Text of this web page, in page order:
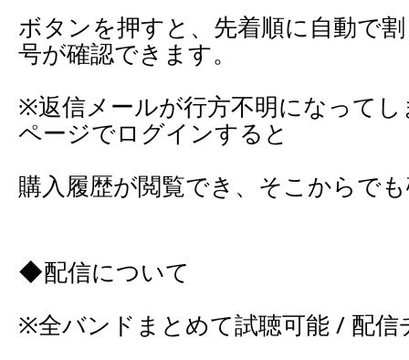
ボタンを押すと、先着順に自動で
号が確認できます。
※返信メールが行方不明になって
ページでログインすると
購入履歴が閲覧でき、そこからで
◆配信について
※全バンドまとめて試聴可能 / 配信